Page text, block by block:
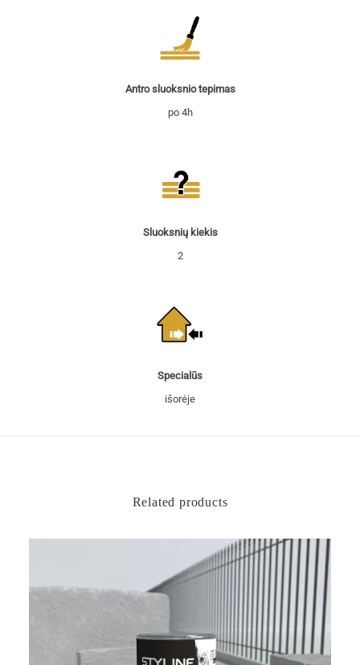
Antro sluoksnio tepimas
po 4h
Sluoksnių kiekis
2
Specialūs
išorėje
Related products